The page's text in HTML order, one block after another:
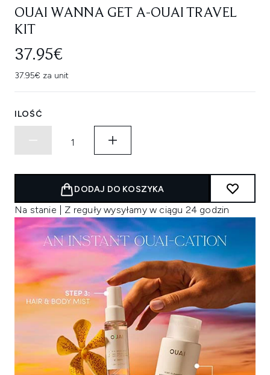
OUAI WANNA GET A-OUAI TRAVEL
KIT
37.95€
37.95€ za unit
ILOŚĆ
DODAJ DO KOSZYKA
Na stanie | Z reguły wysyłamy w ciągu 24 godzin